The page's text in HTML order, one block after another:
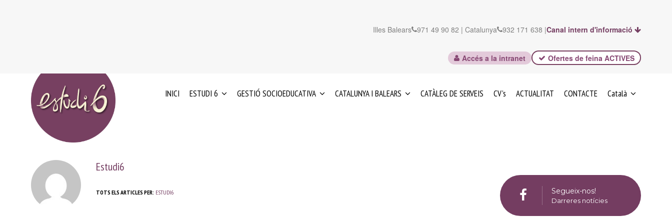
Illes Balears 971 49 90 82 | Catalunya 932 171 638 |Canal intern d'informació
Accés a la intranet Ofertes de feina ACTIVES
INICI ESTUDI 6 GESTIÓ SOCIOEDUCATIVA CATALUNYA I BALEARS CATÀLEG DE SERVEIS CV’s ACTUALITAT CONTACTE Català
Estudi6
TOTS ELS ARTICLES PER: ESTUDI6 Segueix-nos!
Darreres notícies